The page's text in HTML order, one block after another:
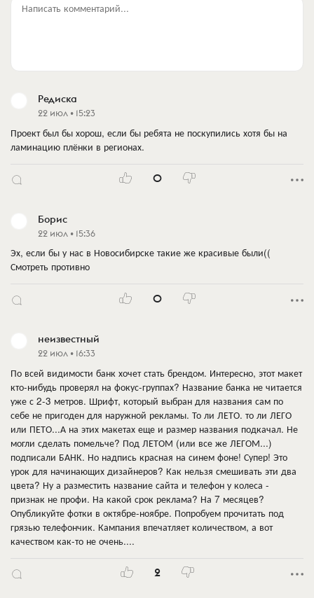
Написать комментарий...
Редиска
22 июл • 15:23
Проект был бы хорош, если бы ребята не поскупились хотя бы на
ламинацию плёнки в регионах.
0
Борис
22 июл • 15:36
Эх, если бы у нас в Новосибирске такие же красивые были((
Смотреть противно
0
неизвестный
22 июл • 16:33
По всей видимости банк хочет стать брендом. Интересно, этот макет
кто-нибудь проверял на фокус-группах? Название банка не читается
уже с 2-3 метров. Шрифт, который выбран для названия сам по
себе не пригоден для наружной рекламы. То ли ЛЕТО. то ли ЛЕГО
или ПЕТО...А на этих макетах еще и размер названия подкачал. Не
могли сделать помельче? Под ЛЕТОМ (или все же ЛЕГОМ...)
подписали БАНК. Но надпись красная на синем фоне! Супер! Это
урок для начинающих дизайнеров? Как нельзя смешивать эти два
цвета? Ну а разместить название сайта и телефон у колеса -
признак не профи. На какой срок реклама? На 7 месяцев?
Опубликуйте фотки в октябре-ноябре. Попробуем прочитать под
грязью телефончик. Кампания впечатляет количеством, а вот
качеством как-то не очень....
2